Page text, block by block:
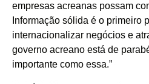
empresas acreanas possam
Informação sólida é o primeiro
internacionalizar negócios e
governo acreano está de
importante como essa.”